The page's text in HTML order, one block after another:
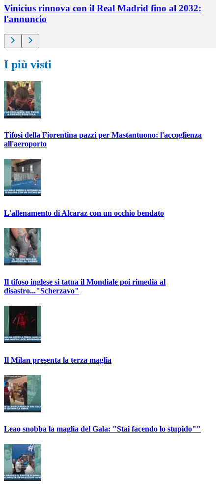
Vinicius rinnova con il Real Madrid fino al 2032:
l'annuncio
I più visti
Tifosi della Fiorentina pazzi per Mastantuono: l'accoglienza
all'aeroporto
L'allenamento di Alcaraz con un occhio bendato
Il tifoso inglese si tatua il Mondiale poi rimedia al
disastro..."Scherzavo"
Il Milan presenta la terza maglia
Leao snobba la maglia del Gala: "Stai facendo lo stupido""